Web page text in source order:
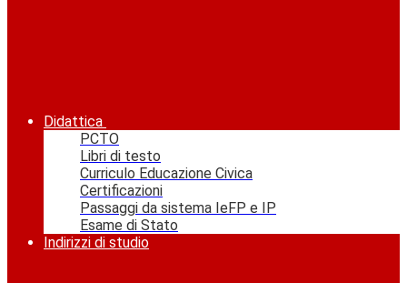
Didattica
PCTO
Libri di testo
Curriculo Educazione Civica
Certificazioni
Passaggi da sistema IeFP e IP
Esame di Stato
Indirizzi di studio